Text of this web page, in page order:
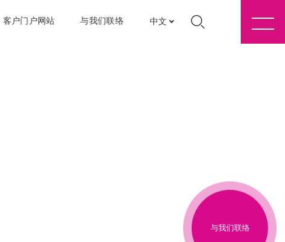
客户门户网站 与我们联络 中文
与我们联络